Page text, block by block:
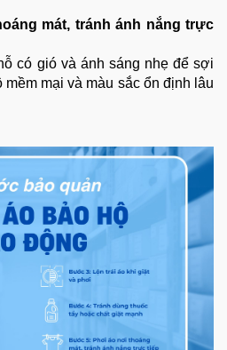
mát, tránh ánh nắng trực
có gió và ánh sáng nhẹ để sợi
mại và màu sắc ổn định lâu